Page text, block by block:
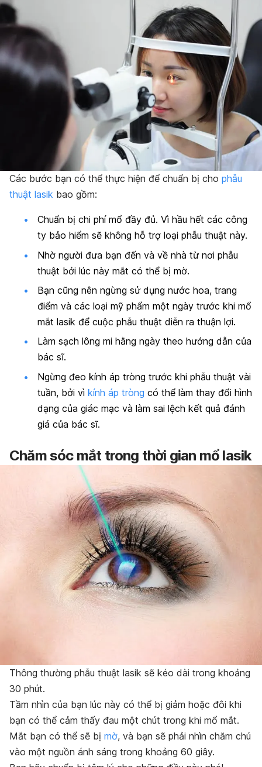
Các bước bạn có thể thực hiện để chuẩn bị cho phẫu
thuật lasik bao gồm:
Chuẩn bị chi phí mổ đầy đủ. Vì hầu hết các công
ty bảo hiểm sẽ không hỗ trợ loại phẫu thuật này.
Nhờ người đưa bạn đến và về nhà từ nơi phẫu
thuật bởi lúc này mắt có thể bị mờ.
Bạn cũng nên ngừng sử dụng nước hoa, trang
điểm và các loại mỹ phẩm một ngày trước khi mổ
mắt lasik để cuộc phẫu thuật diễn ra thuận lợi.
Làm sạch lông mi hằng ngày theo hướng dẫn của
bác sĩ.
Ngừng đeo kính áp tròng trước khi phẫu thuật vài
tuần, bởi vì kính áp tròng có thể làm thay đổi hình
dạng của giác mạc và làm sai lệch kết quả đánh
giá của bác sĩ.
Chăm sóc mắt trong thời gian mổ lasik
Thông thường phẫu thuật lasik sẽ kéo dài trong khoảng
30 phút.
Tầm nhìn của bạn lúc này có thể bị giảm hoặc đôi khi
bạn có thể cảm thấy đau một chút trong khi mổ mắt.
Mắt bạn có thể sẽ bị mờ, và bạn sẽ phải nhìn chăm chú
vào một nguồn ánh sáng trong khoảng 60 giây.